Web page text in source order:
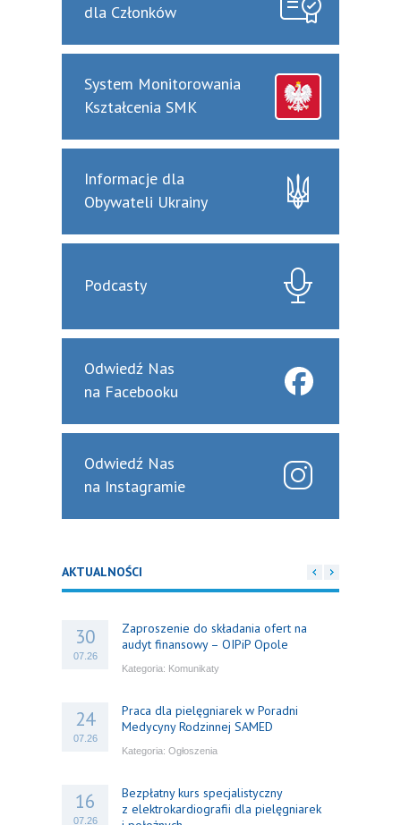
dla Członków
System Monitorowania
Kształcenia SMK
Informacje dla
Obywateli Ukrainy
Podcasty
Odwiedź Nas
na Facebooku
Odwiedź Nas
na Instagramie
AKTUALNOŚCI
30
07.26
Zaproszenie do składania ofert na
audyt finansowy – OIPiP Opole
Kategoria: Komunikaty
24
07.26
Praca dla pielęgniarek w Poradni
Medycyny Rodzinnej SAMED
Kategoria: Ogłoszenia
16
07.26
Bezpłatny kurs specjalistyczny
z elektrokardiografii dla pielęgniarek